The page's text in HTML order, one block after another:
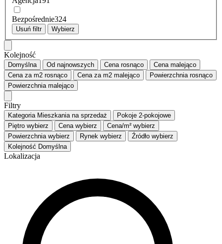
Bezpośrednie324
Usuń filtr Wybierz
Kolejność
Domyślna Od najnowszych Cena rosnąco Cena malejąco
Cena za m2 rosnąco Cena za m2 malejąco Powierzchnia rosnąco
Powierzchnia malejąco
Filtry
Kategoria Mieszkania na sprzedaż Pokoje 2-pokojowe
Piętro wybierz Cena wybierz Cena/m² wybierz
Powierzchnia wybierz Rynek wybierz Źródło wybierz
Kolejność Domyślna
Lokalizacja